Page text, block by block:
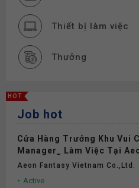
Thiết bị làm việc
Thưởng
Bảo hiểm
HOT
Job hot
Cửa Hàng Trưởng Khu Vui
Manager_ Làm Việc Tại
Aeon Fantasy Vietnam Co.,ltd.
Active